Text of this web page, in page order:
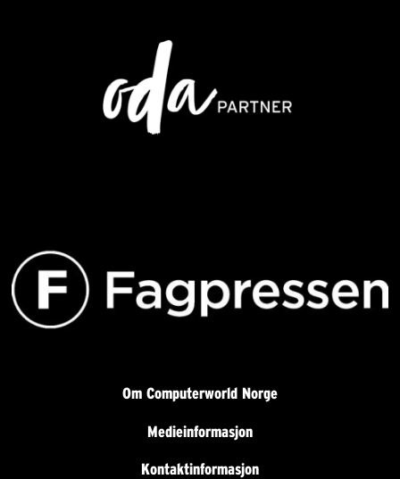
Om Computerworld Norge
Medieinformasjon
Kontaktinformasjon